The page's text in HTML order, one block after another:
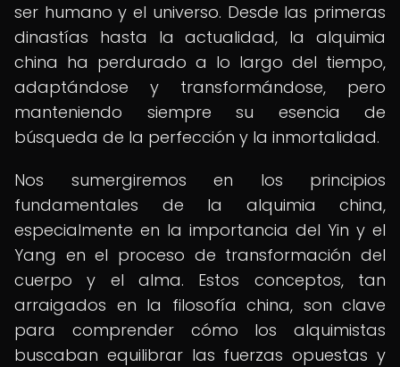
ser humano y el universo. Desde las primeras
dinastías hasta la actualidad, la alquimia
china ha perdurado a lo largo del tiempo,
adaptándose y transformándose, pero
manteniendo siempre su esencia de
búsqueda de la perfección y la inmortalidad.
Nos sumergiremos en los principios
fundamentales de la alquimia china,
especialmente en la importancia del Yin y el
Yang en el proceso de transformación del
cuerpo y el alma. Estos conceptos, tan
arraigados en la filosofía china, son clave
para comprender cómo los alquimistas
buscaban equilibrar las fuerzas opuestas y